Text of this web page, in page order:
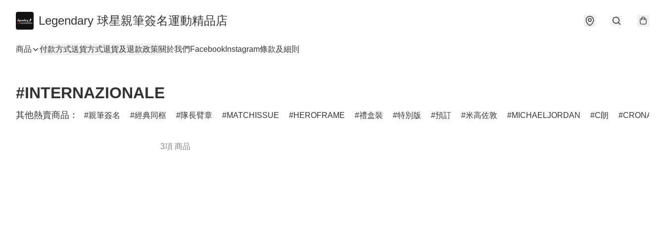
Legendary 球星親筆簽名運動精品店
商品 付款方式送貨方式退貨及退款政策關於我們 Facebook Instagram條款及細則
#INTERNAZIONALE
其他熱賣商品： 親筆簽名 經典同框 隊長臂章 MATCHISSUE HEROFRAME 禮盒裝 特別版 預訂 米高佐敦 MICHAELJORDAN C朗
3項 商品